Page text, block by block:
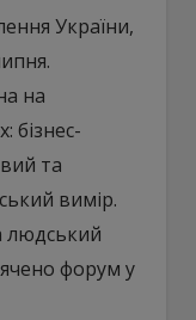
України,
на
бізнес-
та
вимір.
людський
форум у